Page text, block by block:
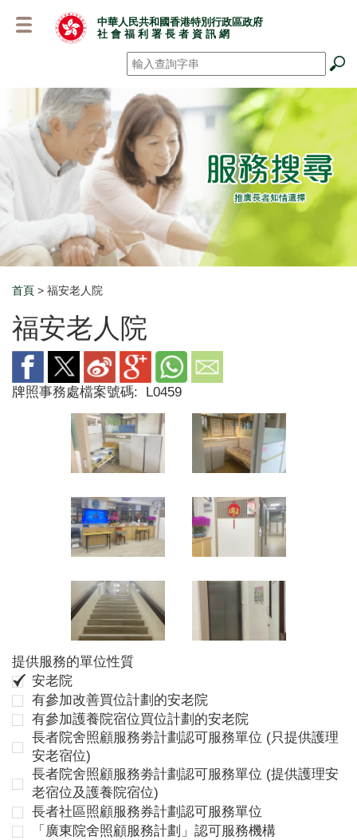
中華人民共和國香港特別行政區政府
社 會 福 利 署 長 者 資 訊 網
搜尋 *
Breadcrumb
首頁 > 福安老人院
福安老人院
牌照事務處檔案號碼: L0459
提供服務的單位性質
安老院
有參加改善買位計劃的安老院
有參加護養院宿位買位計劃的安老院
長者院舍照顧服務劵計劃認可服務單位 (只提供護理
安老宿位)
長者院舍照顧服務劵計劃認可服務單位 (提供護理安
老宿位及護養院宿位)
長者社區照顧服務券計劃認可服務單位
「廣東院舍照顧服務計劃」認可服務機構